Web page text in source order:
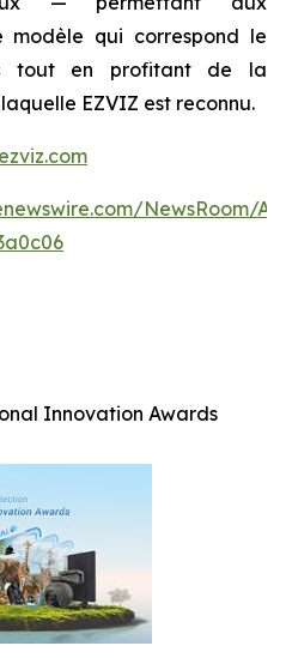
modèle qui correspond le
tout en profitant de la
EZVIZ est reconnu.
NewsRoom/
Innovation Awards